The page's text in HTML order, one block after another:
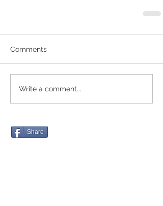
Comments
Write a comment...
Share